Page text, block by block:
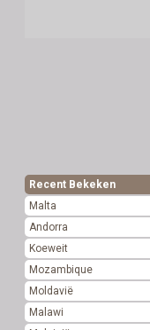
Recent Bekeken
Malta
Andorra
Koeweit
Mozambique
Moldavië
Malawi